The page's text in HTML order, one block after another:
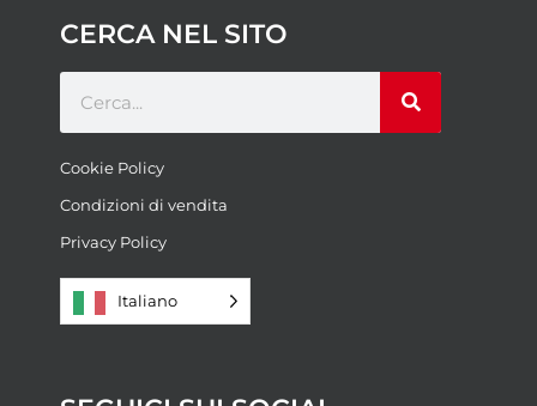
CERCA NEL SITO
Cookie Policy
Condizioni di vendita
Privacy Policy
Italiano